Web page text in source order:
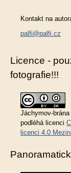
Kontakt na
palfi@palfi.cz
Licence -
fotografie!!!
Jáchymov-
podléhá licenci
licenci 4.0